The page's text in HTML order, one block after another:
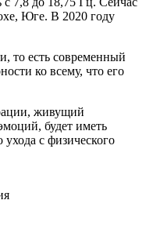
Юге. В 2020 году
то есть современный
ко всему, что его
живущий
будет иметь
с физического